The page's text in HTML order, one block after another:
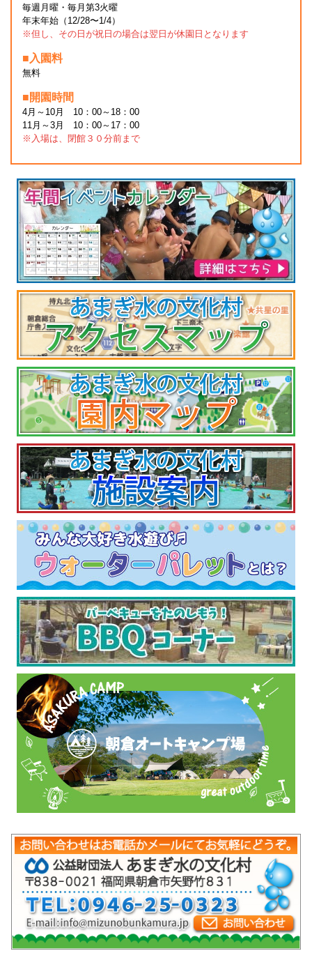
毎週月曜・毎月第3火曜
年末年始（12/28〜1/4）
※但し、その日が祝日の場合は翌日が休園日となります
■入園料
無料
■開園時間
4月～10月 10：00～18：00
11月～3月 10：00～17：00
※入場は、閉館３０分前まで